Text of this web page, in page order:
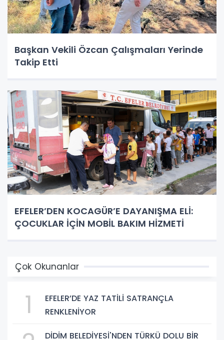
Başkan Vekili Özcan Çalışmaları Yerinde
Takip Etti
EFELER’DEN KOCAGÜR’E DAYANIŞMA ELİ:
ÇOCUKLAR İÇİN MOBİL BAKIM HİZMETİ
Çok Okunanlar
1
EFELER’DE YAZ TATİLİ SATRANÇLA
RENKLENİYOR
DİDİM BELEDİYESİ'NDEN TÜRKÜ DOLU BİR